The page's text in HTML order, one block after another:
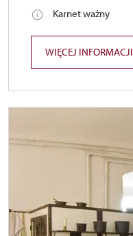
Karnet ważny
WIĘCEJ INFORMACJI